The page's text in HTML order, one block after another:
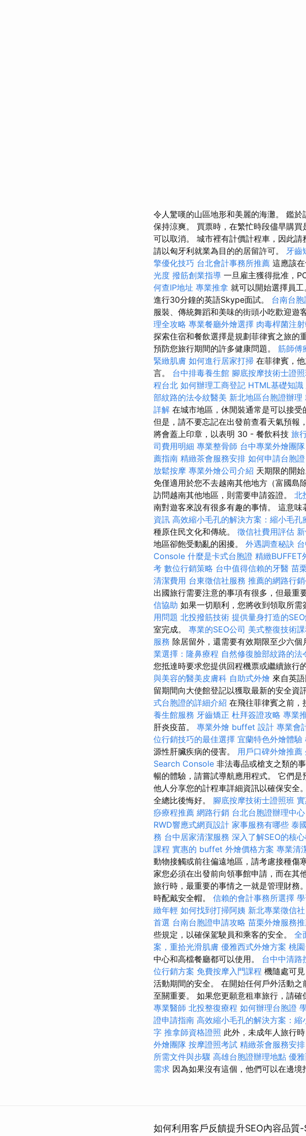
令人驚嘆的山區地形和美麗的海灘。 鑑
保持涼爽。 買票時，在繁忙時段儘早購
可以取消。 城市裡有計價計程車，因此
請以匈牙利就業為目的的居留許可。 牙齒
擎優化技巧 台北會計事務所推薦 這應該
光度 撥筋創業指導 一旦雇主獲得批准，
何查IP地址 專業推拿 就可以開始選擇員工
進行30分鐘的英語Skype面試。 台南台
服裝、傳統舞蹈和美味的街頭小吃歡迎遊
理全攻略 專業餐廳外燴選擇 肉毒桿菌注
探索住宿和餐飲選擇是規劃菲律賓之旅的
預防您旅行期間的許多健康問題。 筋師傅
緊緻肌膚 如何進行居家打掃 在菲律賓，
言。 台中排毒養生館 腳底按摩技術士證
程台北 如何辦理工商登記 HTML基礎知識
部紋路的法令紋醫美 新北地區台胞證辦理
詳解 在城市地區，休閒裝通常是可以接受
但是，請不要忘記在出發前查看天氣預報
將會蓋上印章，以表明 30 - 餐飲科技 旅
司費用明細 專業整骨師 台中專業外燴團隊
薦指南 精緻茶會服務安排 如何申請台胞證
放鬆按摩 專業外燴公司介紹 天期限的開始
免僅適用於您不去越南其他地方（富國島
訪問越南其他地區，則需要申請簽證。 北
南對遊客來說有很多有趣的事情。 這意味
資訊 高效縮小毛孔的解決方案：縮小毛孔
種原住民文化和傳統。 徵信社費用評估
地區卻飽受動亂的困擾。 外遇調查秘訣
Console 什麼是卡式台胞證 精緻BUFFET
考 數位行銷策略 台中值得信賴的牙醫 苗
清潔費用 台東徵信社服務 推薦的網路行
出國旅行需要注意的事項有很多，但最重
信協助 如果一切順利，您將收到領取所需
用問題 北投撥筋技術 提供量身打造的
室完成。 專業的SEO公司 美式整復技術
服務 除居留外，還需要有效期限至少六個
業選擇：隆鼻療程 自然修復臉部紋路的法
您抵達時要求您提供回程機票或繼續旅行
與美容的醫美皮膚科 自助式外燴 來自英
留期間向大使館登記以獲取最新的安全資
式台胞證的詳細介紹 在飛往菲律賓之前，
養生館服務 牙齒矯正 杜拜簽證攻略 專業
肝炎疫苗。 專業外燴 buffet 設計 專業會
位行銷技巧的最佳選擇 宜蘭特色外燴體驗
源性肝臟疾病的侵害。 用戶口碑外燴推薦
Search Console 非法毒品或槍支之類的
暢的體驗，請嘗試導航應用程式。 它們
他人分享您的計程車詳細資訊以確保安全
全總比後悔好。 腳底按摩技術士證照班
痧療程推薦 網路行銷 台北台胞證辦理中心
RWD響應式網頁設計 家事服務有哪些 泰
務 台中居家清潔服務 深入了解SEO的核
課程 實惠的 buffet 外燴價格方案 專業清
動物接觸或前往偏遠地區，請考慮接種傷
家您必須在出發前向領事館申請，而在其
旅行時，最重要的事情之一就是管理財務
時配戴安全帽。 信賴的會計事務所選擇
緻年輕 如何找到打掃阿姨 新北專業徵信社
首選 台南台胞證申請攻略 苗栗外燴服務
些規定，以確保駕駛員和乘客的安全。 全
案，重拾光滑肌膚 優雅西式外燴方案 桃
中心和高檔餐廳都可以使用。 台中中清路
位行銷方案 免費按摩入門課程 機隨處可
活動期間的安全。 在開始任何戶外活動
至關重要。 如果您更願意租車旅行，請
專業醫師 北投整復療程 如何辦理台胞證
證申請指南 高效縮小毛孔的解決方案：縮
字 推拿師資格證照 此外，未成年人旅行
外燴團隊 按摩證照考試 精緻茶會服務安排
所需文件與步驟 高雄台胞證辦理地點 優
需求 因為如果沒有這個，他們可以在邊境
如何利用客戶反饋提升SEO內容品質-